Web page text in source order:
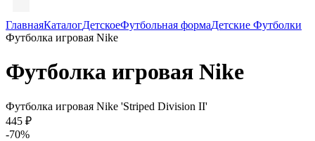
ГлавнаяКаталогДетскоеФутбольная формаДетские Футболки
Футболка игровая Nike
Футболка игровая Nike
Футболка игровая Nike 'Striped Division II'
445 ₽
-70%